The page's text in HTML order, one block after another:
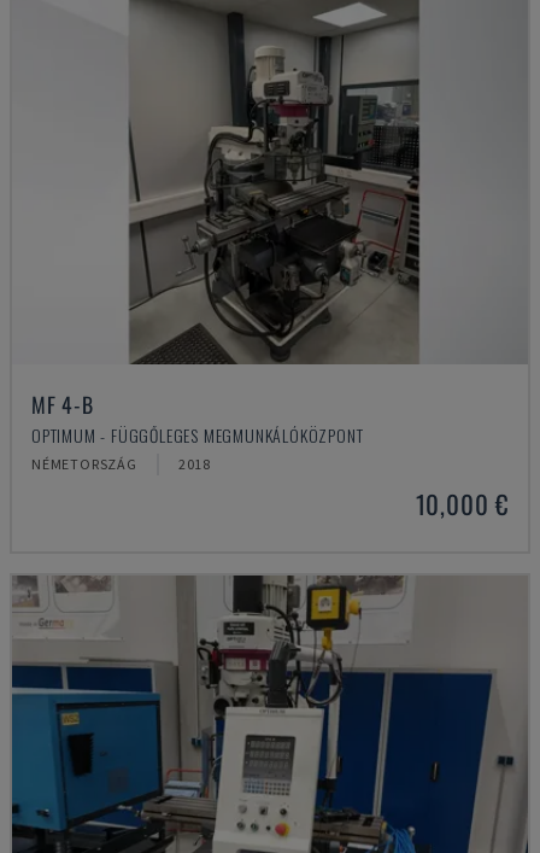
MF 4-B
OPTIMUM - FÜGGŐLEGES MEGMUNKÁLÓKÖZPONT
NÉMETORSZÁG 2018
10,000 €